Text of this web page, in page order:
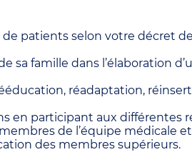
patients selon votre décret
sa famille dans l’élaboration
réadaptation,
en participant aux
de l’équipe médicale
des membres supérieurs.